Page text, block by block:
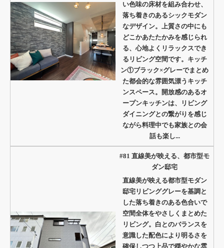
い色味の床材を組み合わせ、
落ち着きのあるシックモダン
なデザイン。上質さの中にも
どこかあたたかみを感じられ
る、心地よくリラックスでき
るリビング空間です。キッチ
ン①ブラック×グレーでまとめ
た都会的な雰囲気漂うキッチ
ンスペース。開放感のあるオ
ープンキッチンは、リビング
ダイニングとの繋がりを感じ
ながら料理中でも家族との会
話も楽し...
#81 直線美が映える、都市型モ
ダン邸宅
直線美が映える都市型モダン
邸宅リビンググレーを基調と
した落ち着きのある色合いで
空間全体をやさしくまとめた
リビング。白とのバランスを
意識した配色により明るさを
確保しつつ上品で穏やかな雰